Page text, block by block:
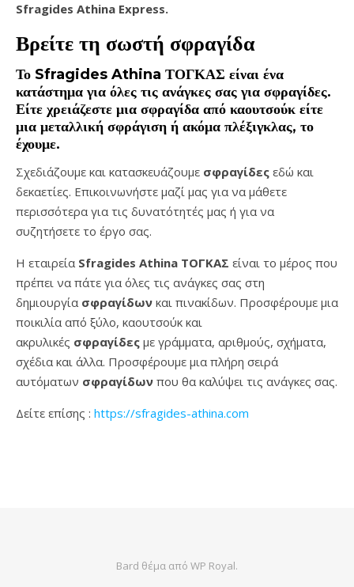
Sfragides Athina Express.
Βρείτε τη σωστή σφραγίδα
Το Sfragides Athina ΤΟΓΚΑΣ είναι ένα
κατάστημα για όλες τις ανάγκες σας για σφραγίδες.
Είτε χρειάζεστε μια σφραγίδα από καουτσούκ είτε
μια μεταλλική σφράγιση ή ακόμα πλέξιγκλας, το
έχουμε.
Σχεδιάζουμε και κατασκευάζουμε σφραγίδες εδώ και
δεκαετίες. Επικοινωνήστε μαζί μας για να μάθετε
περισσότερα για τις δυνατότητές μας ή για να
συζητήσετε το έργο σας.
Η εταιρεία Sfragides Athina ΤΟΓΚΑΣ είναι το μέρος που
πρέπει να πάτε για όλες τις ανάγκες σας στη
δημιουργία σφραγίδων και πινακίδων. Προσφέρουμε μια
ποικιλία από ξύλο, καουτσούκ και
ακρυλικές σφραγίδες με γράμματα, αριθμούς, σχήματα,
σχέδια και άλλα. Προσφέρουμε μια πλήρη σειρά
αυτόματων σφραγίδων που θα καλύψει τις ανάγκες σας.
Δείτε επίσης : https://sfragides-athina.com
Bard θέμα από WP Royal.